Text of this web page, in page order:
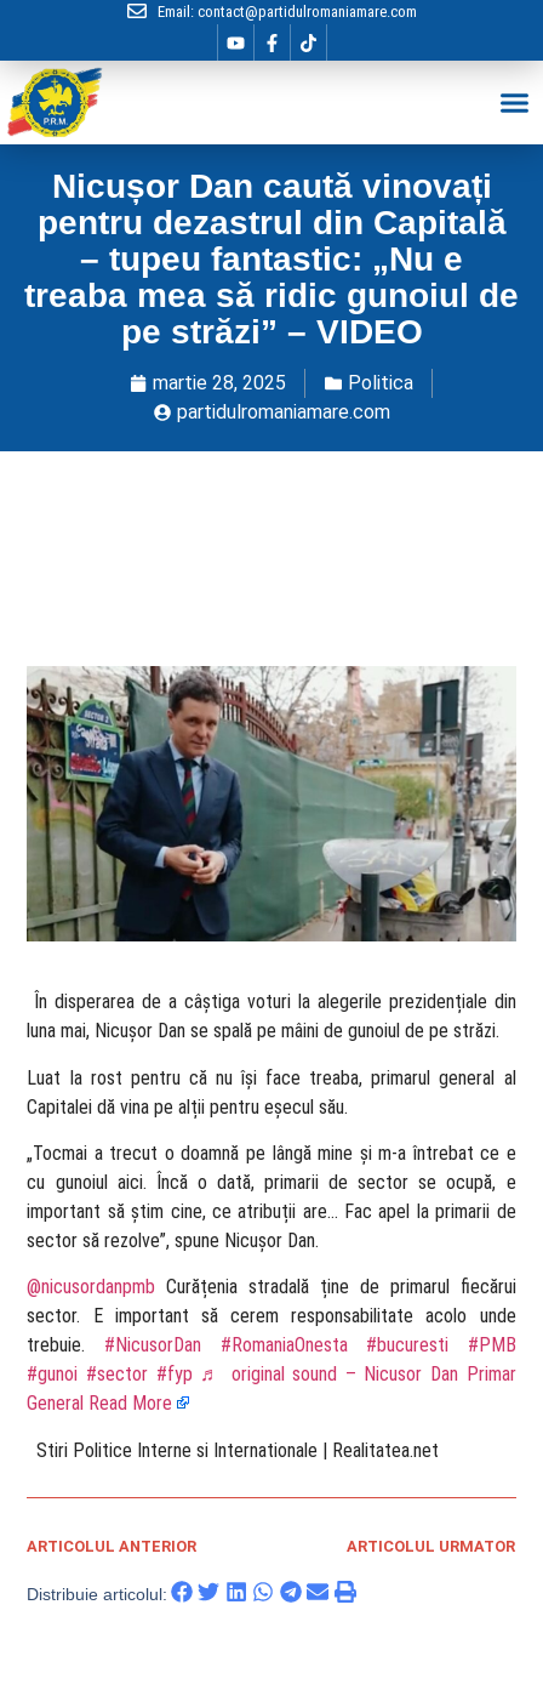
Email: contact@partidulromaniamare.com
Nicușor Dan caută vinovați
pentru dezastrul din Capitală
– tupeu fantastic: „Nu e
treaba mea să ridic gunoiul de
pe străzi” – VIDEO
martie 28, 2025
Politica
partidulromaniamare.com
​ În disperarea de a câștiga voturi la alegerile prezidențiale din
luna mai, Nicușor Dan se spală pe mâini de gunoiul de pe străzi.
Luat la rost pentru că nu își face treaba, primarul general al
Capitalei dă vina pe alții pentru eșecul său.
„Tocmai a trecut o doamnă pe lângă mine și m-a întrebat ce e
cu gunoiul aici. Încă o dată, primarii de sector se ocupă, e
important să știm cine, ce atribuții are… Fac apel la primarii de
sector să rezolve”, spune Nicușor Dan.
@nicusordanpmb Curățenia stradală ține de primarul fiecărui
sector. E important să cerem responsabilitate acolo unde
trebuie. #NicusorDan #RomaniaOnesta #bucuresti
#PMB
#gunoi #sector #fyp ♬ original sound – Nicusor Dan Primar
General Read More
​ Stiri Politice Interne si Internationale | Realitatea.net
ARTICOLUL ANTERIOR ARTICOLUL URMATOR
Distribuie articolul: